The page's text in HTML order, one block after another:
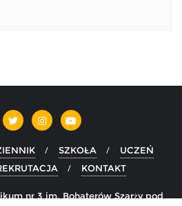
SZKOŁA
UCZEŃ
KONTAKT
nr 3 im. Bohaterów Szarży pod